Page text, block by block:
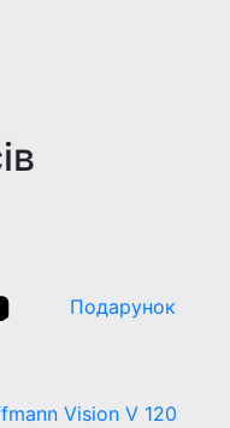
Подарунок
Vision V 120